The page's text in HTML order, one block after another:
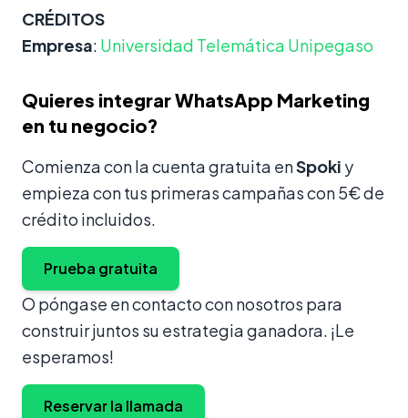
CRÉDITOS
Empresa: Universidad Telemática Unipegaso
Quieres integrar WhatsApp Marketing
en tu negocio?
Comienza con la cuenta gratuita enSpoki y
empieza con tus primeras campañas con 5€ de
crédito incluidos.
Prueba gratuita
O póngase en contacto con nosotros para
construir juntos su estrategia ganadora. ¡Le
esperamos!
Reservar la llamada